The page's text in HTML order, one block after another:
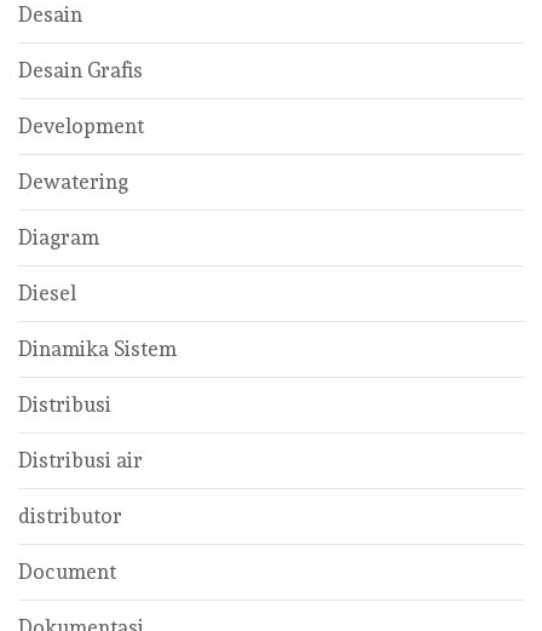
Desain
Desain Grafis
Development
Dewatering
Diagram
Diesel
Dinamika Sistem
Distribusi
Distribusi air
distributor
Document